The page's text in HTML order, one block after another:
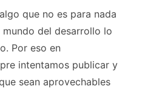
que no es para nada
del desarrollo lo
Por eso en
intentamos publicar y
sean aprovechables